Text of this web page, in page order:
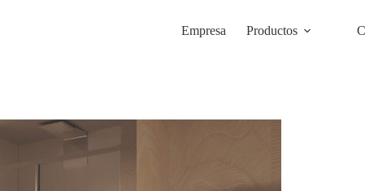
Empresa Productos